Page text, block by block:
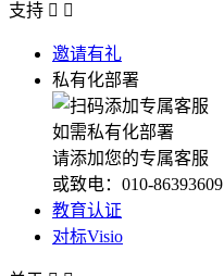
支持  
邀请有礼
私有化部署
如需私有化部署
请添加您的专属客服
或致电：010-86393609
教育认证
对标Visio